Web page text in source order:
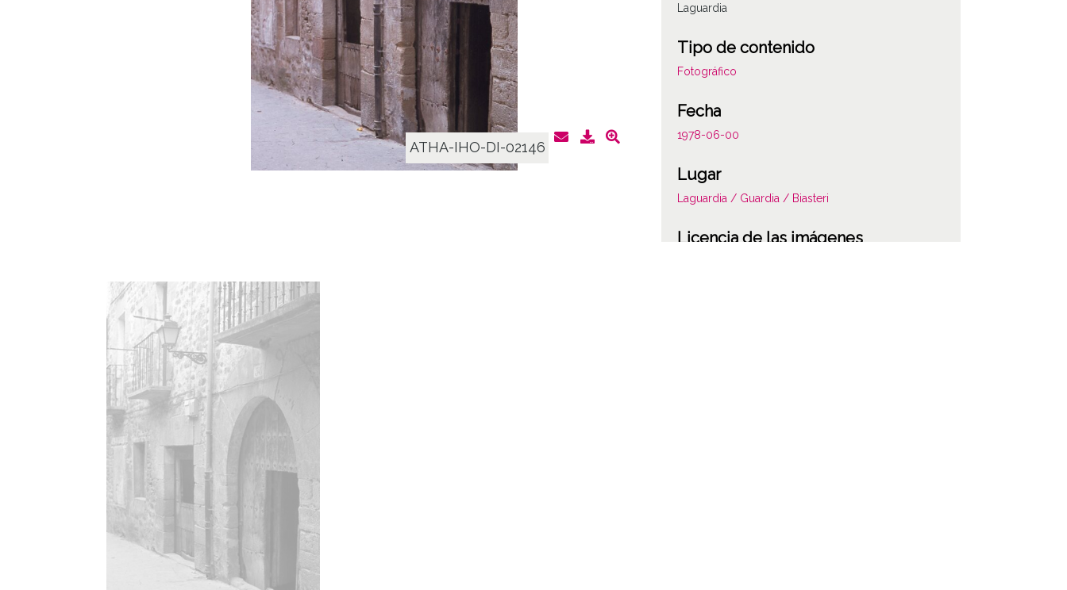
ATHA-IHO-DI-02146
Laguardia
Tipo de contenido
Fotográfico
Fecha
1978-06-00
Lugar
Laguardia / Guardia / Biasteri
Licencia de las imágenes